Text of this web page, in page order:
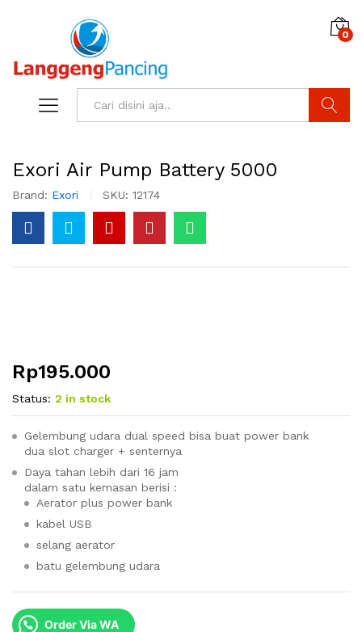
0
Exori Air Pump Battery 5000
Brand: Exori SKU: 12174
Rp195.000
Status: 2 in stock
Gelembung udara dual speed bisa buat power bank
dua slot charger + senternya
Daya tahan lebih dari 16 jam
dalam satu kemasan berisi :
Aerator plus power bank
kabel USB
selang aerator
batu gelembung udara
Order Via WA